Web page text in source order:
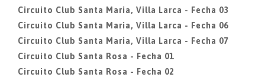
Circuito Club Santa Maria, Villa Larca - Fecha 03
Circuito Club Santa Maria, Villa Larca - Fecha 06
Circuito Club Santa Maria, Villa Larca - Fecha 07
Circuito Club Santa Rosa - Fecha 01
Circuito Club Santa Rosa - Fecha 02